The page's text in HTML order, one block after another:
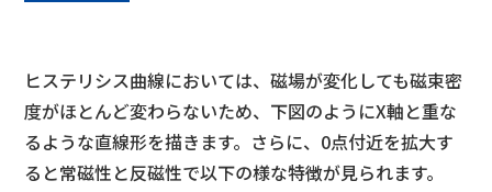
ヒステリシス曲線においては、磁場が変化しても磁束密
度がほとんど変わらないため、下図のようにX軸と重な
るような直線形を描きます。さらに、0点付近を拡大す
ると常磁性と反磁性で以下の様な特徴が見られます。